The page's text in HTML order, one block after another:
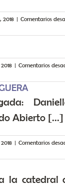
2018 | Comentarios
| Comentarios
Abierto [...]
| Comentarios
la catedral